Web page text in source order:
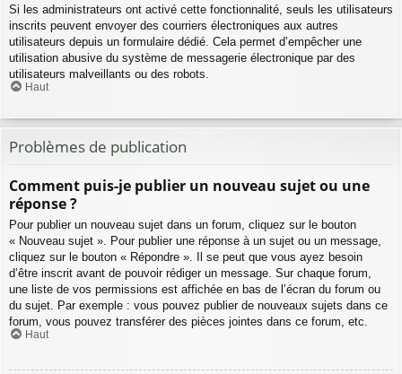
Si les administrateurs ont activé cette fonctionnalité, seuls les utilisateurs
inscrits peuvent envoyer des courriers électroniques aux autres
utilisateurs depuis un formulaire dédié. Cela permet d’empêcher une
utilisation abusive du système de messagerie électronique par des
utilisateurs malveillants ou des robots.
Haut
Problèmes de publication
Comment puis-je publier un nouveau sujet ou une
réponse ?
Pour publier un nouveau sujet dans un forum, cliquez sur le bouton
« Nouveau sujet ». Pour publier une réponse à un sujet ou un message,
cliquez sur le bouton « Répondre ». Il se peut que vous ayez besoin
d’être inscrit avant de pouvoir rédiger un message. Sur chaque forum,
une liste de vos permissions est affichée en bas de l’écran du forum ou
du sujet. Par exemple : vous pouvez publier de nouveaux sujets dans ce
forum, vous pouvez transférer des pièces jointes dans ce forum, etc.
Haut